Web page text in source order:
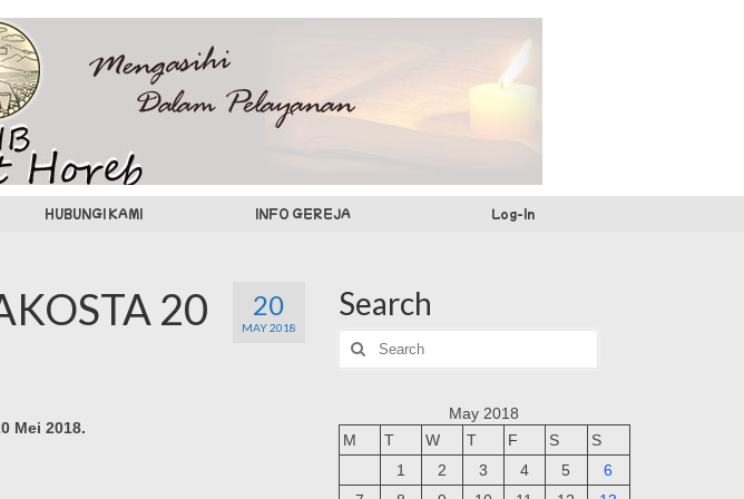
HUBUNGI KAMI INFO GEREJA Log-In
20
MAY 2018
20
Mei 2018.
Search
Search
for:
May 2018
M
T W T F S
S
1
2 3 4 5
6